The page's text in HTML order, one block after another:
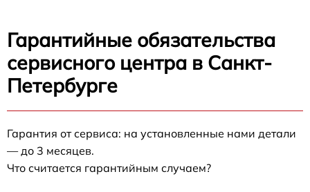
Гарантийные обязательства
сервисного центра в Санкт-
Петербурге
Гарантия от сервиса: на установленные нами детали
— до 3 месяцев.
Что считается гарантийным случаем?